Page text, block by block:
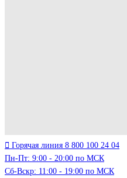
Горячая линия 8 800 100 24 04
Пн-Пт: 9:00 - 20:00 по МСК
Сб-Вскр: 11:00 - 19:00 по МСК